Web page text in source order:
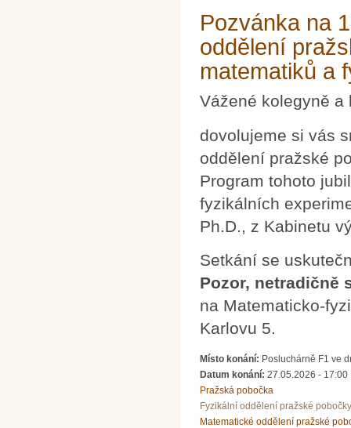
Pozvánka na
oddělení
matematiků a
Vážené kolegyně a
dovolujeme si vás
oddělení pražské
Program tohoto
fyzikálních
Ph.D., z Kabinetu
Setkání se
Pozor, netradičně
na Matematicko-
Karlovu 5.
Místo konání: Posluchárně F1 ve
Datum konání: 27.05.2026 - 17:00
Pražská pobočka
Fyzikální oddělení pražské pobočky
Matematické oddělení pražské